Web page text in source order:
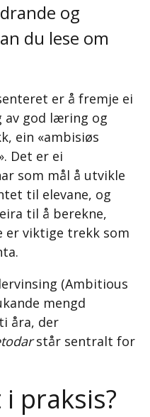
og
du lese om
er å fremje ei
god læring og
ein «ambisiøs
Det er ei
som mål å utvikle
til elevane, og
til å berekne,
er viktige trekk som
(Ambitious
mengd
åra, der
står sentralt for
praksis?